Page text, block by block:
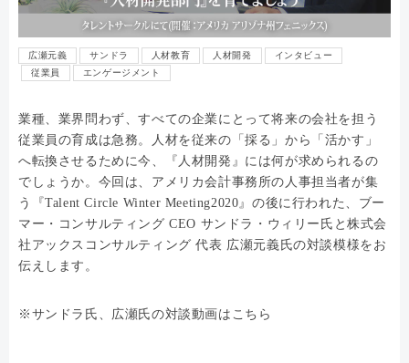
広瀬元義 サンドラ 人材教育 人材開発
インタビュー
従業員
エンゲージメント
業種、業界問わず、すべての企業にとって将来の会社を担う
従業員の育成は急務。人材を従来の「採る」から「活かす」
へ転換させるために今、『人材開発』には何が求められるの
でしょうか。今回は、アメリカ会計事務所の人事担当者が集
う『Talent Circle Winter Meeting2020』の後に行われた、ブー
マー・コンサルティング CEO サンドラ・ウィリー氏と株式会
社アックスコンサルティング 代表 広瀬元義氏の対談模様をお
伝えします。
※サンドラ氏、広瀬氏の対談動画はこちら